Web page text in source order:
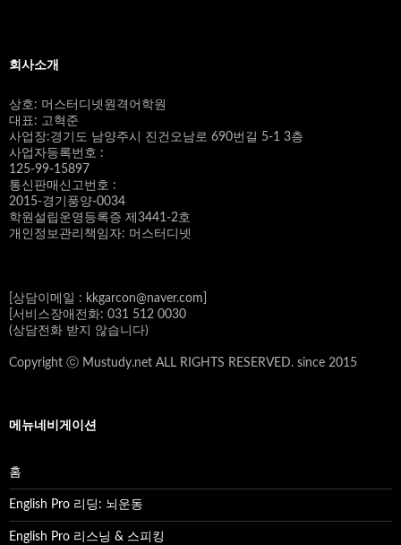
회사소개
상호: 머스터디넷원격어학원
대표: 고혁준
사업장:경기도 남양주시 진건오남로 690번길 5-1 3층
사업자등록번호 :
125-99-15897
통신판매신고번호 :
2015-경기풍양-0034
학원설립운영등록증 제3441-2호
개인정보관리책임자: 머스터디넷
[상담이메일 : kkgarcon@naver.com]
[서비스장애전화: 031 512 0030
(상담전화 받지 않습니다)
Copyright ⓒ Mustudy.net ALL RIGHTS RESERVED. since 2015
메뉴네비게이션
홈
English Pro 리딩: 뇌운동
English Pro 리스닝 & 스피킹